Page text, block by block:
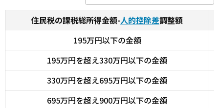
住民税の課税総所得金額-人的控除差調整額
195万円以下の金額
195万円を超え330万円以下の金額
330万円を超え695万円以下の金額
695万円を超え900万円以下の金額